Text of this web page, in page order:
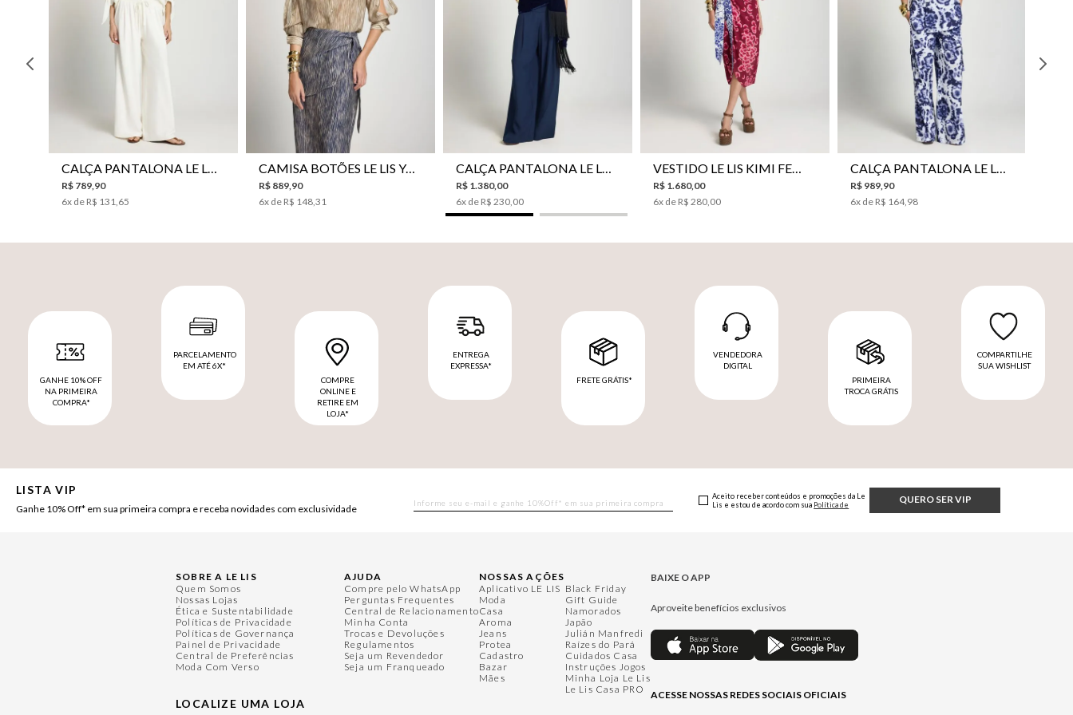
CALÇA PANTALONA LE LIS HORI FEMININA
R$ 789,90
6x de R$ 131,65
CAMISA BOTÕES LE LIS YANNA FEMININA
R$ 889,90
6x de R$ 148,31
CALÇA PANTALONA LE LIS SAKURA II FEMININA
R$ 1.380,00
6x de R$ 230,00
VESTIDO LE LIS KIMI FEMININO
R$ 1.680,00
6x de R$ 280,00
CALÇA PANTALONA LE LIS JESSICA FEMININA
R$ 989,90
6x de R$ 164,98
GANHE 10% OFF
NA PRIMEIRA
COMPRA*
PARCELAMENTO
EM ATÉ 6X*
COMPRE
ONLINE E
RETIRE EM
LOJA*
ENTREGA
EXPRESSA*
FRETE GRÁTIS*
VENDEDORA
DIGITAL
PRIMEIRA
TROCA GRÁTIS
COMPARTILHE
SUA WISHLIST
LISTA VIP
Ganhe 10% Off* em sua primeira compra e receba novidades com exclusividade
QUERO SER VIP
Aceito receber conteúdos e promoções da Le
Lis e estou de acordo com sua Política de
SOBRE A LE LIS
Quem Somos
Nossas Lojas
Ética e Sustentabilidade
Políticas de Privacidade
Políticas de Governança
Painel de Privacidade
Central de Preferências
Moda Com Verso
LOCALIZE UMA LOJA
AJUDA
Compre pelo WhatsApp
Perguntas Frequentes
Central de Relacionamento
Minha Conta
Trocas e Devoluções
Regulamentos
Seja um Revendedor
Seja um Franqueado
NOSSAS AÇÕES
Aplicativo LE LIS
Moda
Casa
Aroma
Jeans
Protea
Cadastro
Bazar
Mães
Black Friday
Gift Guide
Namorados
Japão
Julián Manfredi
Raízes do Pará
Cuidados Casa
Instruções Jogos
Minha Loja Le Lis
Le Lis Casa PRO
BAIXE O APP
Aproveite benefícios exclusivos
ACESSE NOSSAS REDES SOCIAIS OFICIAIS